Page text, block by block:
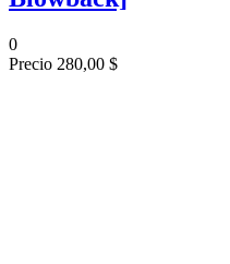
0
Precio 280,00 $